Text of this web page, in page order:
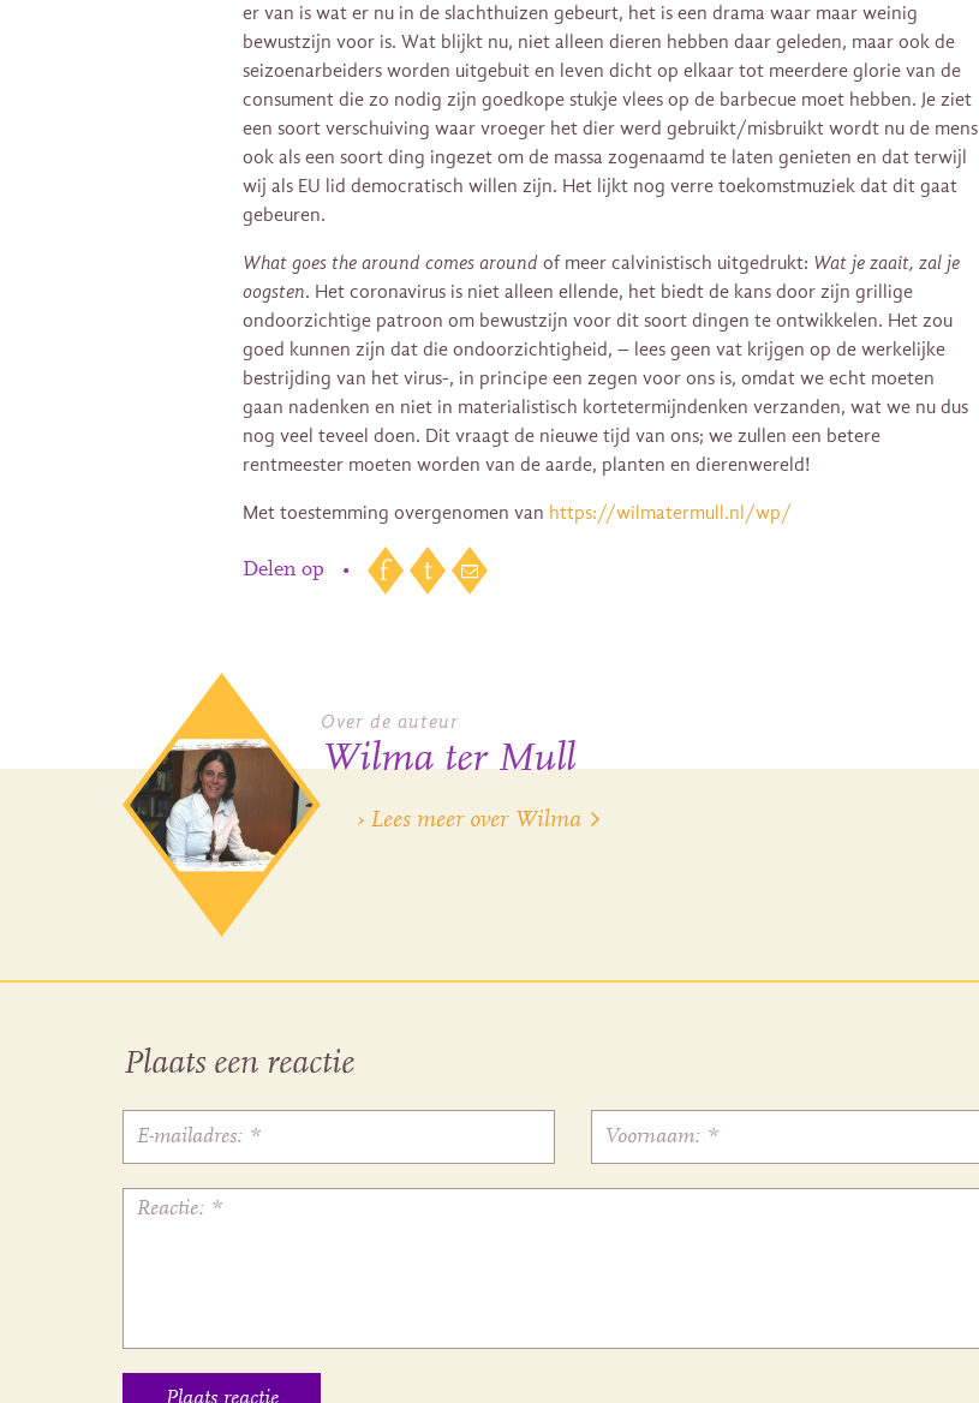
er van is wat er nu in de slachthuizen gebeurt, het is een drama waar maar weinig
bewustzijn voor is. Wat blijkt nu, niet alleen dieren hebben daar geleden, maar ook de
seizoenarbeiders worden uitgebuit en leven dicht op elkaar tot meerdere glorie van de
consument die zo nodig zijn goedkope stukje vlees op de barbecue moet hebben. Je ziet
een soort verschuiving waar vroeger het dier werd gebruikt/misbruikt wordt nu de mens
ook als een soort ding ingezet om de massa zogenaamd te laten genieten en dat terwijl
wij als EU lid democratisch willen zijn. Het lijkt nog verre toekomstmuziek dat dit gaat
gebeuren.
What goes the around comes around of meer calvinistisch uitgedrukt: Wat je zaait, zal je
oogsten. Het coronavirus is niet alleen ellende, het biedt de kans door zijn grillige
ondoorzichtige patroon om bewustzijn voor dit soort dingen te ontwikkelen. Het zou
goed kunnen zijn dat die ondoorzichtigheid, – lees geen vat krijgen op de werkelijke
bestrijding van het virus-, in principe een zegen voor ons is, omdat we echt moeten
gaan nadenken en niet in materialistisch kortetermijndenken verzanden, wat we nu dus
nog veel teveel doen. Dit vraagt de nieuwe tijd van ons; we zullen een betere
rentmeester moeten worden van de aarde, planten en dierenwereld!
Met toestemming overgenomen van https://wilmatermull.nl/wp/
Delen op •
Over de auteur
Wilma ter Mull
› Lees meer over Wilma
Plaats een reactie